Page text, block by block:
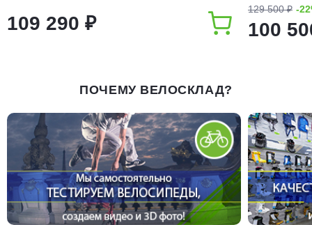
109 290 ₽
129 500 ₽ -
100
ПОЧЕМУ ВЕЛОСКЛАД?